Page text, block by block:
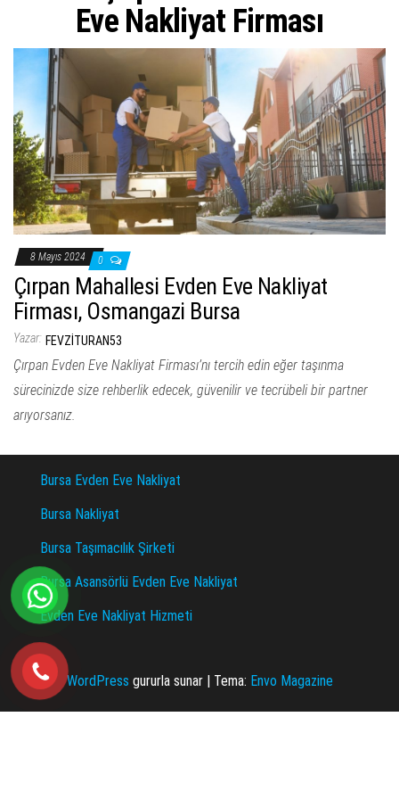
i
Eve Nakliyat Firması
8 Mayıs 2024 0
Çırpan Mahallesi Evden Eve Nakliyat
Firması, Osmangazi Bursa
Yazar: FEVZITURAN53
Çırpan Evden Eve Nakliyat Firması’nı tercih edin eğer taşınma
sürecinizde size rehberlik edecek, güvenilir ve tecrübeli bir partner
arıyorsanız.
Bursa Evden Eve Nakliyat
Bursa Nakliyat
Bursa Taşımacılık Şirketi
Bursa Asansörlü Evden Eve Nakliyat
Evden Eve Nakliyat Hizmeti
WordPress gururla sunar | Tema: Envo Magazine